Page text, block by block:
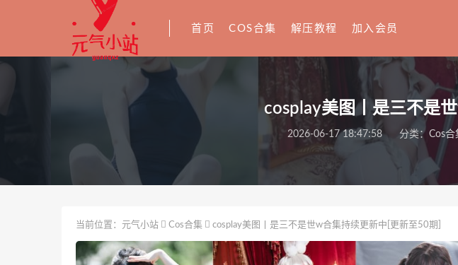
首页 COS合集 解压教程 加入会员
cosplay美图丨是三不是
2026-06-17 18:47:58 分类： Cos合
当前位置： 元气小站 Cos合集 cosplay美图丨是三不是世w合集持续更新中[更新至50期]